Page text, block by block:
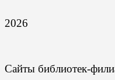
2026
Сайты библиотек-